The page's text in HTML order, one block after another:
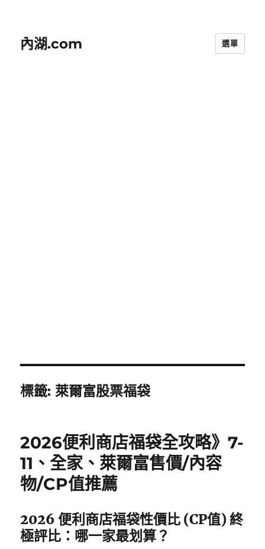
內湖.com 選單
標籤:萊爾富股票福袋
2026便利商店福袋全攻略》7-
11、全家、萊爾富售價/內容
物/CP值推薦
2026 便利商店福袋性價比 (CP值) 終
極評比：哪一家最划算？